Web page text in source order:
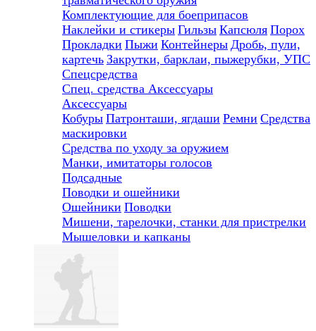
Комплектующие для боеприпасов
Наклейки и стикеры Гильзы Капсюля Порох
Прокладки Пыжи Контейнеры Дробь, пули,
картечь Закрутки, барклаи, пыжерубки, УПС
Спецсредства
Спец. средства Аксессуары
Аксессуары
Кобуры Патронташи, ягдаши Ремни Средства
маскировки
Средства по уходу за оружием
Манки, имитаторы голосов
Подсадные
Поводки и ошейники
Ошейники Поводки
Мишени, тарелочки, станки для пристрелки
Мышеловки и капканы